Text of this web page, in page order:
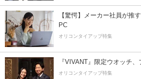
【驚愕】メーカー社員が推
PC
オリコンタイアップ特集
『VIVANT』限定ウオッチ
オリコンタイアップ特集